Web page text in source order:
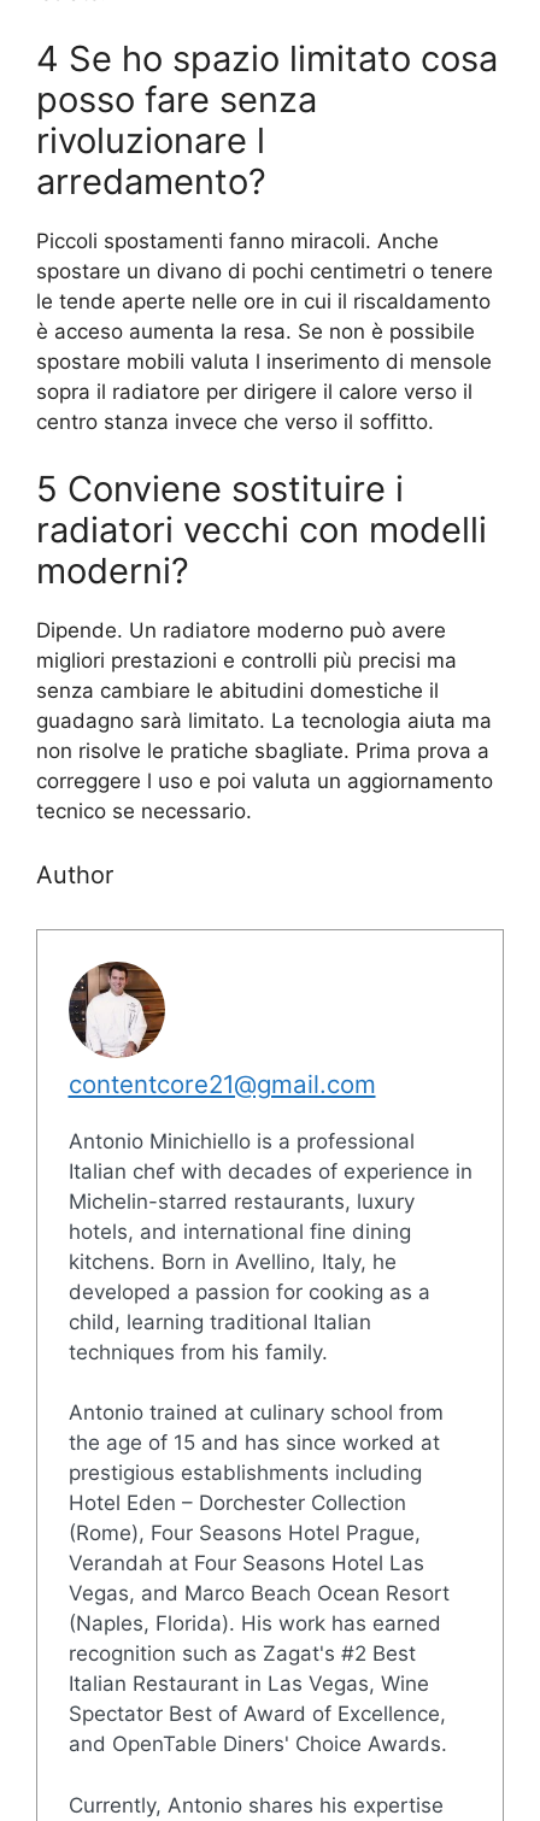
4 Se ho spazio limitato cosa
posso fare senza
rivoluzionare l
arredamento?
Piccoli spostamenti fanno miracoli. Anche
spostare un divano di pochi centimetri o tenere
le tende aperte nelle ore in cui il riscaldamento
è acceso aumenta la resa. Se non è possibile
spostare mobili valuta l inserimento di mensole
sopra il radiatore per dirigere il calore verso il
centro stanza invece che verso il soffitto.
5 Conviene sostituire i
radiatori vecchi con modelli
moderni?
Dipende. Un radiatore moderno può avere
migliori prestazioni e controlli più precisi ma
senza cambiare le abitudini domestiche il
guadagno sarà limitato. La tecnologia aiuta ma
non risolve le pratiche sbagliate. Prima prova a
correggere l uso e poi valuta un aggiornamento
tecnico se necessario.
Author
contentcore21@gmail.com
Antonio Minichiello is a professional
Italian chef with decades of experience in
Michelin-starred restaurants, luxury
hotels, and international fine dining
kitchens. Born in Avellino, Italy, he
developed a passion for cooking as a
child, learning traditional Italian
techniques from his family.
Antonio trained at culinary school from
the age of 15 and has since worked at
prestigious establishments including
Hotel Eden – Dorchester Collection
(Rome), Four Seasons Hotel Prague,
Verandah at Four Seasons Hotel Las
Vegas, and Marco Beach Ocean Resort
(Naples, Florida). His work has earned
recognition such as Zagat's #2 Best
Italian Restaurant in Las Vegas, Wine
Spectator Best of Award of Excellence,
and OpenTable Diners' Choice Awards.
Currently, Antonio shares his expertise